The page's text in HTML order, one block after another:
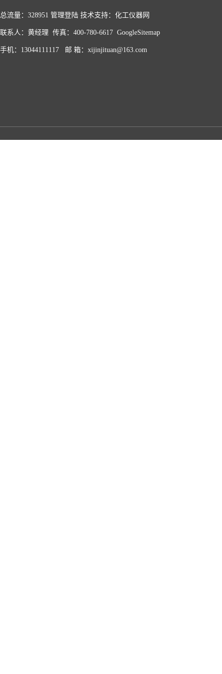
总流量：328951 管理登陆 技术支持：化工仪器网
联系人：黄经理 传真：400-780-6617 GoogleSitemap
手机：13044111117 邮 箱：xijinjituan@163.com